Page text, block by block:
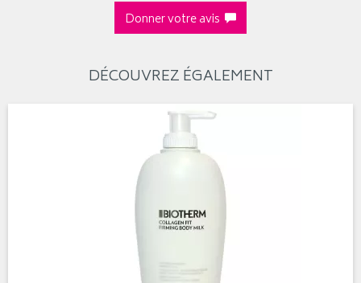
Donner votre avis
DÉCOUVREZ ÉGALEMENT